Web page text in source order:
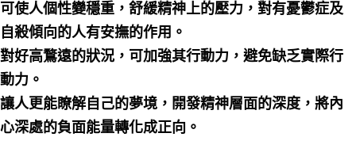
可使人個性變穩重，舒緩精神上的壓力，對有憂鬱症及
自殺傾向的人有安撫的作用。
對好高鶩遠的狀況，可加強其行動力，避免缺乏實際行
動力。
讓人更能瞭解自己的夢境，開發精神層面的深度，將內
心深處的負面能量轉化成正向。